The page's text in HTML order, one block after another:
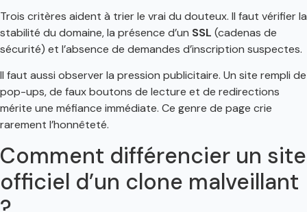
Trois critères aident à trier le vrai du douteux. Il faut vérifier la
stabilité du domaine, la présence d’un SSL (cadenas de
sécurité) et l’absence de demandes d’inscription suspectes.
Il faut aussi observer la pression publicitaire. Un site rempli de
pop-ups, de faux boutons de lecture et de redirections
mérite une méfiance immédiate. Ce genre de page crie
rarement l’honnêteté.
Comment différencier un site
officiel d’un clone malveillant